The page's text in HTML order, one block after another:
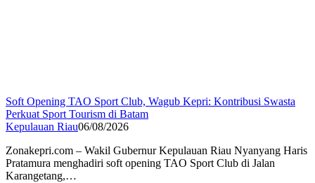
Soft Opening TAO Sport Club, Wagub Kepri: Kontribusi Swasta
Perkuat Sport Tourism di Batam
Kepulauan Riau06/08/2026
Zonakepri.com – Wakil Gubernur Kepulauan Riau Nyanyang Haris
Pratamura menghadiri soft opening TAO Sport Club di Jalan
Karangetang,…